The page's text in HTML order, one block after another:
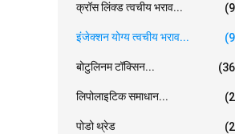
क्रॉस लिंक्ड त्वचीय भराव...
इंजेक्शन योग्य त्वचीय भराव...
बोटुलिनम टॉक्सिन...
लिपोलाइटिक समाधान...
पोडो थ्रेड